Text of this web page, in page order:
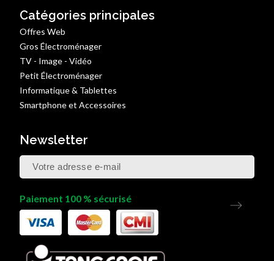
Catégories principales
Offres Web
Gros Électroménager
TV - Image - Vidéo
Petit Électroménager
Informatique & Tablettes
Smartphone et Accessoires
Newsletter
Paiement 100 % sécurisé